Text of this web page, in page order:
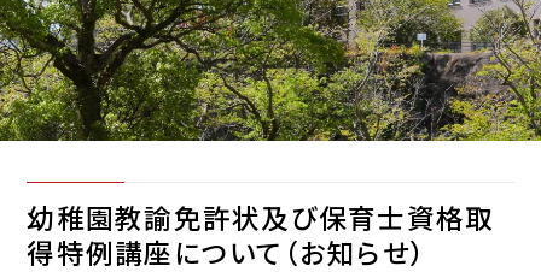
幼稚園教諭免許状及び保育士資格取
得特例講座について（お知らせ）